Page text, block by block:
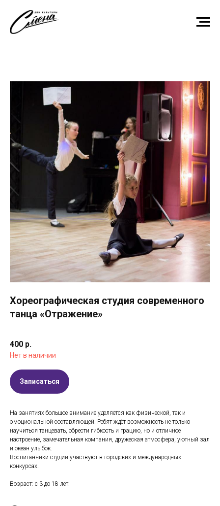
Хореографическая студия современного
танца «Отражение»
400 р.
Нет в наличии
Записаться
На занятиях большое внимание уделяется как физической, так и
эмоциональной составляющей. Ребят ждёт возможность не только
научиться танцевать, обрести гибкость и грацию, но и отличное
настроение, замечательная компания, дружеская атмосфера, уютный зал
и океан улыбок.
Воспитанники студии участвуют в городских и международных
конкурсах.
Возраст: с 3 до 18 лет.